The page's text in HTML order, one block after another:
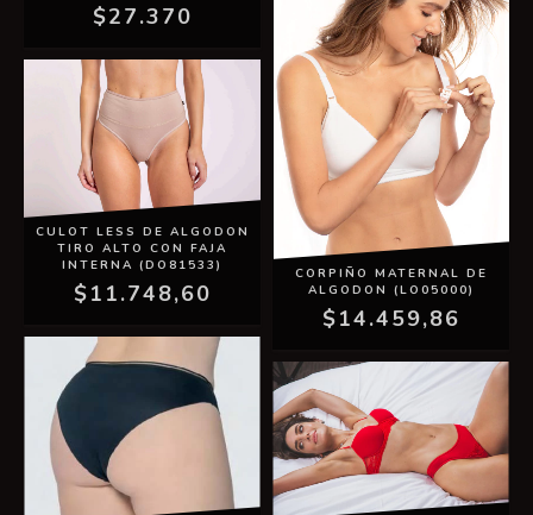
$27.370
CULOT LESS DE ALGODON
TIRO ALTO CON FAJA
INTERNA (DO81533)
$11.748,60
CORPIÑO MATERNAL DE
ALGODON (LO05000)
$14.459,86